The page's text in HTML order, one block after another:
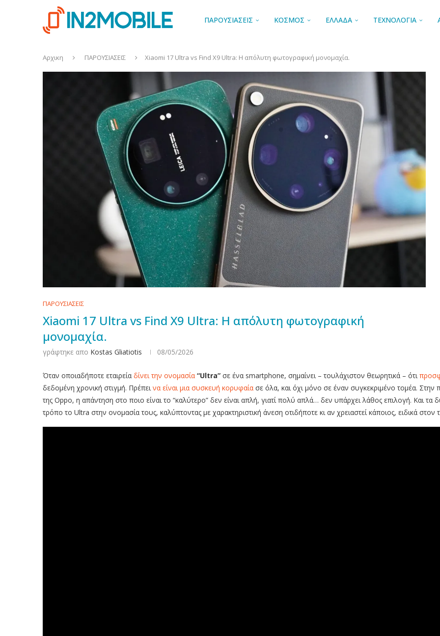
ΠΑΡΟΥΣΙΑΣΕΙΣ ΚΟΣΜΟΣ ΕΛΛΑΔΑ ΤΕΧΝΟΛΟΓΙΑ
Αρχικη ΠΑΡΟΥΣΙΑΣΕΙΣ Xiaomi 17 Ultra vs Find X9 Ultra: Η απόλυτη φωτογραφική μονομαχία.
ΠΑΡΟΥΣΙΑΣΕΙΣ
Xiaomi 17 Ultra vs Find X9 Ultra: Η απόλυτη φωτογραφική
μονομαχία.
γράφτηκε απο Kostas Gliatiotis 08/05/2026
Όταν οποιαδήποτε εταιρεία δίνει την ονομασία “Ultra” σε ένα smartphone, σημαίνει – τουλάχιστον θεωρητικά – ότι
δεδομένη χρονική στιγμή. Πρέπει να είναι μια συσκευή κορυφαία σε όλα, και όχι μόνο σε έναν συγκεκριμένο τομέα. Στην
της Oppo, η απάντηση στο ποιο είναι το “καλύτερο” δεν είναι απλή, γιατί πολύ απλά… δεν υπάρχει λάθος επιλογή. Και
τρόπο το Ultra στην ονομασία τους, καλύπτοντας με χαρακτηριστική άνεση οτιδήποτε κι αν χρειαστεί κάποιος, ειδικά